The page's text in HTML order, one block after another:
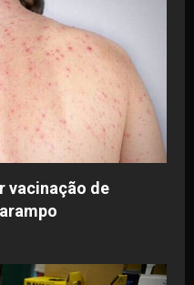
vacinação de